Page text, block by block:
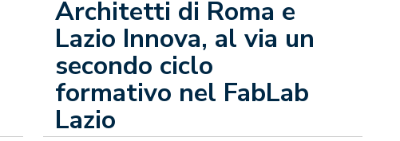
Architetti di Roma e
Lazio Innova, al via un
secondo ciclo
formativo nel FabLab
Lazio